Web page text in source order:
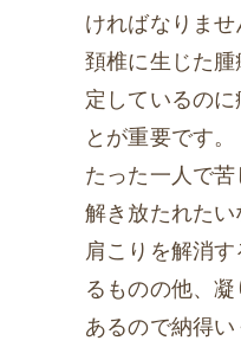
ければなりませ
頚椎に生じた
定しているの
とが重要です。
たった一人で
解き放たれたい
肩こりを解消
るものの他、
あるので納得い